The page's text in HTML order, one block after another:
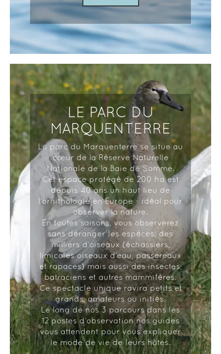
LE PARC DU
MARQUENTERRE
Le parc du Marquenterre se situe au
cœur de la Réserve Naturelle
Nationale de la Baie de Somme.
Cet espace protégé de 200 ha est
depuis 40 ans un haut lieu de
l’ornithologie en Europe - idéal pour
observer la nature.
En toutes saisons, vous observerez
sans déranger les espèces, des
milliers d’oiseaux (échassiers,
limicoles oiseaux d’eau, passereaux
et rapaces) mais aussi des insectes,
batraciens et autres mammifères.
Ce spectacle unique ravira petits et
grands, amateurs ou initiés.
Le long de nos 3 parcours dans les
12 postes d’observation nos guides
vous attendent pour vous expliquer
le mode de vie de leurs hôtes.